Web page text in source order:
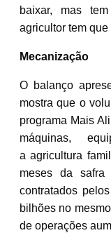
baixar, mas
agricultor tem que
Mecanização
O balanço
mostra que o
programa Mais
máquinas,
a agricultura
meses da safra
contratados
bilhões no
de operações